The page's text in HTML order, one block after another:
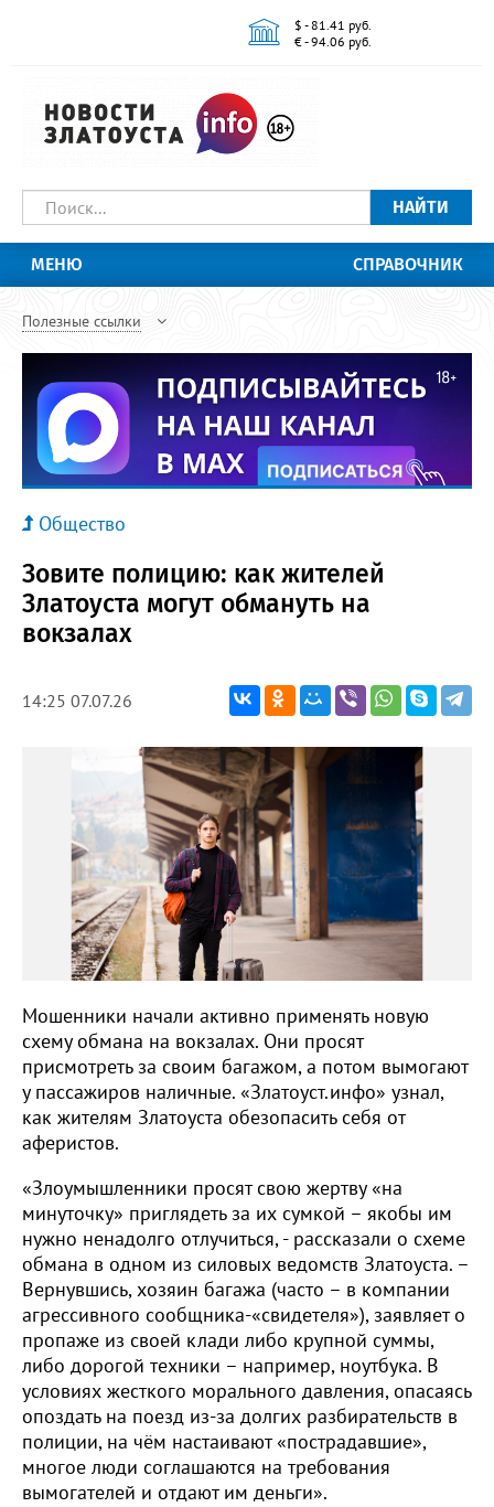
$ - 81.41 руб.
€ - 94.06 руб.
НАЙТИ
МЕНЮ СПРАВОЧНИК
Полезные ссылки
Общество
Зовите полицию: как жителей
Златоуста могут обмануть на
вокзалах
14:25 07.07.26
Мошенники начали активно применять новую
схему обмана на вокзалах. Они просят
присмотреть за своим багажом, а потом вымогают
у пассажиров наличные. «Златоуст.инфо» узнал,
как жителям Златоуста обезопасить себя от
аферистов.
«Злоумышленники просят свою жертву «на
минуточку» приглядеть за их сумкой – якобы им
нужно ненадолго отлучиться, - рассказали о схеме
обмана в одном из силовых ведомств Златоуста. –
Вернувшись, хозяин багажа (часто – в компании
агрессивного сообщника-«свидетеля»), заявляет о
пропаже из своей клади либо крупной суммы,
либо дорогой техники – например, ноутбука. В
условиях жесткого морального давления, опасаясь
опоздать на поезд из-за долгих разбирательств в
полиции, на чём настаивают «пострадавшие»,
многое люди соглашаются на требования
вымогателей и отдают им деньги».